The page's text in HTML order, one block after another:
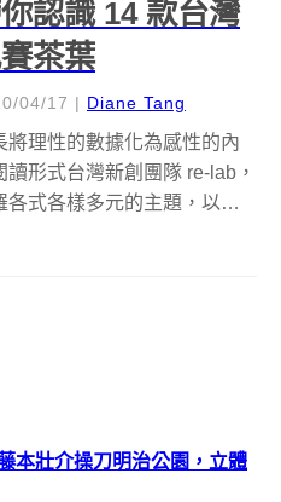
認識 14 款台灣
茶葉
04/17 | Diane Tang
將理性的數據化為感性的內
讀形式台灣新創團隊 re-lab，
各式各樣多元的主題，以資
本壯介操刀明治公園，立體